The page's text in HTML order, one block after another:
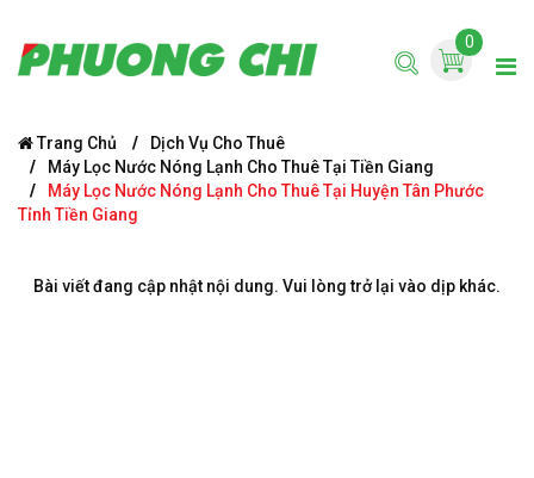
0
Trang Chủ
Dịch Vụ Cho Thuê
Máy Lọc Nước Nóng Lạnh Cho Thuê Tại Tiền Giang
Máy Lọc Nước Nóng Lạnh Cho Thuê Tại Huyện Tân Phước
Tỉnh Tiền Giang
Bài viết đang cập nhật nội dung. Vui lòng trở lại vào dịp khác.